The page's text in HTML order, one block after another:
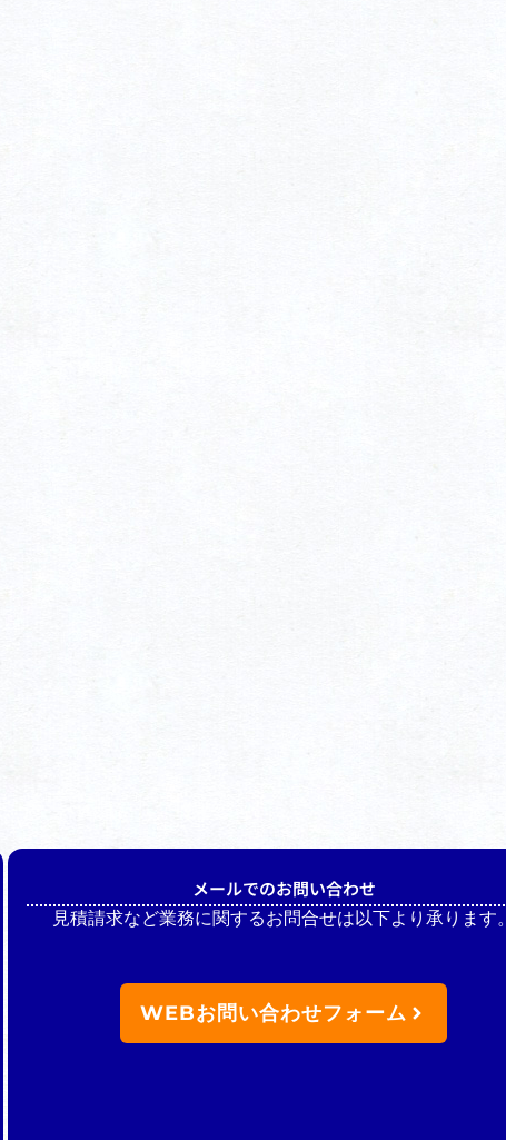
メールでのお問い合わせ
見積請求など業務に関するお問合せは以下より承ります。
WEBお問い合わせフォーム